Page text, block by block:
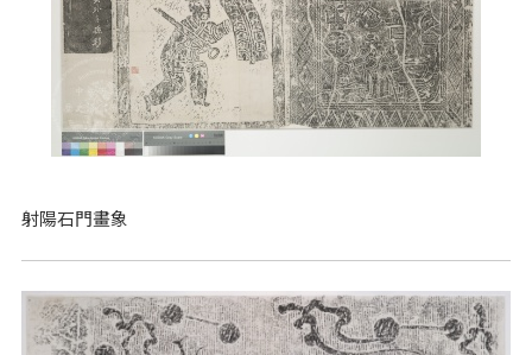
射陽石門畫象